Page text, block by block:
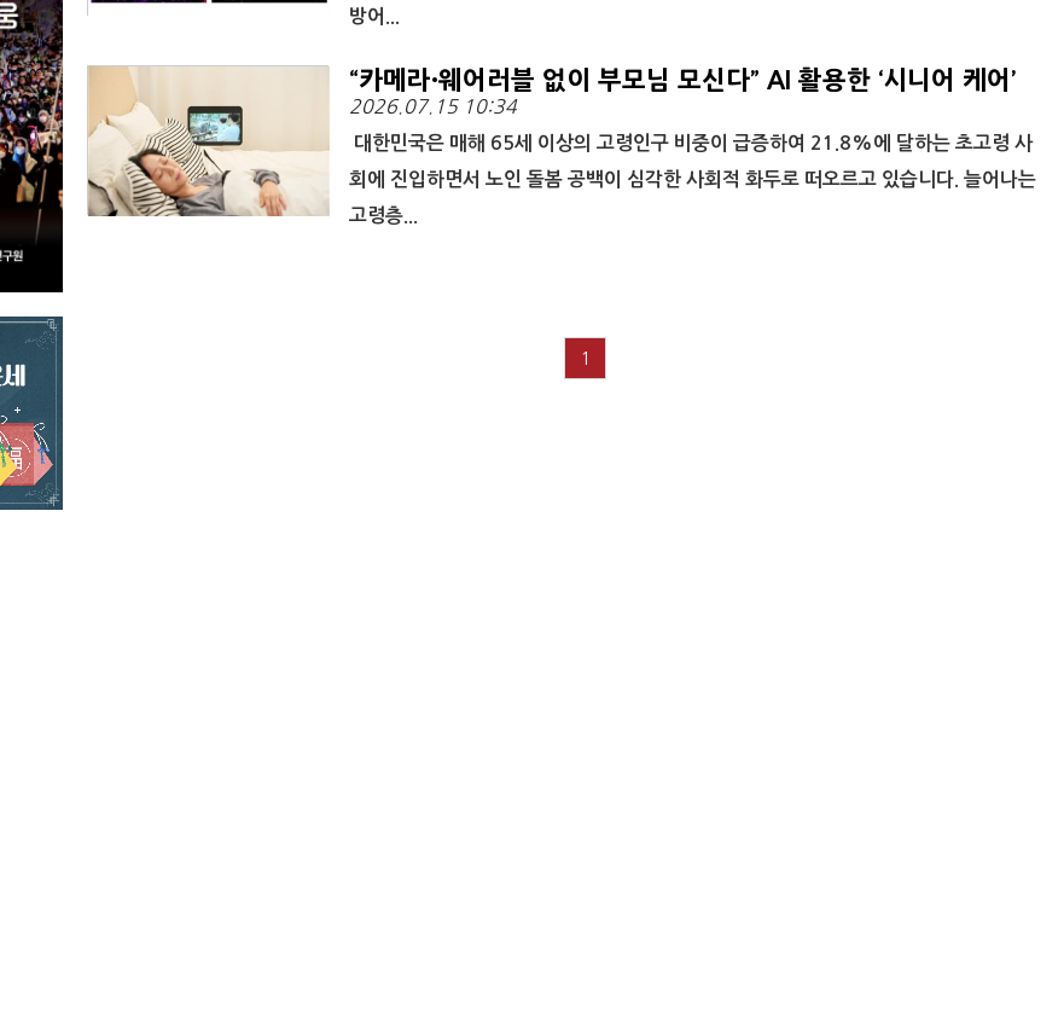
방어...
“카메라·웨어러블 없이 부모님 모신다” AI 활용한 ‘시니어 케어’
혁신
2026.07.15 10:34
대한민국은 매해 65세 이상의 고령인구 비중이 급증하여 21.8%에 달하는 초고령 사
회에 진입하면서 노인 돌봄 공백이 심각한 사회적 화두로 떠오르고 있습니다. 늘어나는
고령층...
1